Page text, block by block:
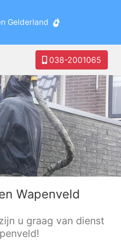
Gelderland
038-2001065
Wapenveld
u graag van dienst